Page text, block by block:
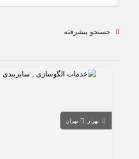
جستجو پیشرفته
تهران تهران